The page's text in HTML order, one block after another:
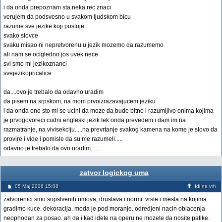
i da onda prepoznam sta neka rec znaci
verujem da podsvesno u svakom ljudskom bicu
razume sve jezike koji postoje
svako slovce
svaku misao ni nepretvorenu u jezik mozemo da razumemo
ali nam se ocigledno jos uvek nece
svi smo mi jezikoznanci
svejezikopricalice
da....ovo je trebalo da odavno uradim
da pisem na srpskom, na mom prvoizrazavajucem jeziku
i da onda ono sto mi se ucini da moze da bude bitno i razumljivo onima kojima
je prvogovoreci cudni engleski jezik tek onda prevedem i dam im na
razmatranje, na vivisekciju.....na prevrtanje svakog kamena na kome je slovo da
provire i vide i pomisle da su me razumeli.....
odavno je trebalo da ovo uradim......
zatvor logickog uma
05 Maj 2006 15:08 Idi na vrh
zatvorenici smo sopstvenih umova, drustava i normi. vrste i mesta na kojima
gradimo kuce. dekoracija. moda je pod moranje. odredjeni nacin oblacenja
neophodan za posao. ah da i kad idete na operu ne mozete da nosite patike.